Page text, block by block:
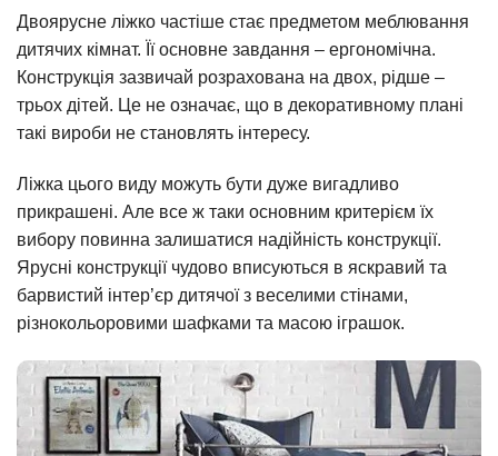
Двоярусне ліжко частіше стає предметом меблювання
дитячих кімнат. Її основне завдання – ергономічна.
Конструкція зазвичай розрахована на двох, рідше –
трьох дітей. Це не означає, що в декоративному плані
такі вироби не становлять інтересу.
Ліжка цього виду можуть бути дуже вигадливо
прикрашені. Але все ж таки основним критерієм їх
вибору повинна залишатися надійність конструкції.
Ярусні конструкції чудово вписуються в яскравий та
барвистий інтер’єр дитячої з веселими стінами,
різнокольоровими шафками та масою іграшок.